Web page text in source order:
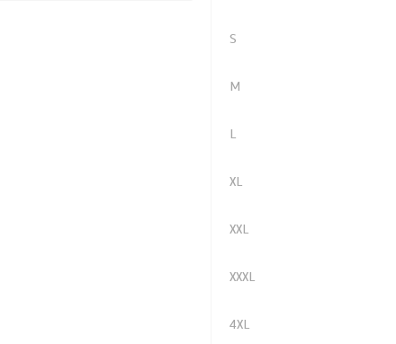
S
M
L
XL
XXL
XXXL
4XL